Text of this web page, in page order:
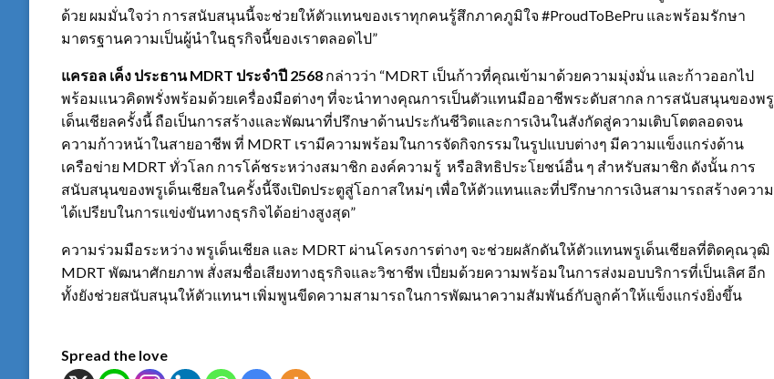
ด้วย ผมมั่นใจว่า การสนับสนุนนี้จะช่วยให้ตัวแทนของเราทุกคนรู้สึกภาคภูมิใจ #ProudToBePru และพร้อมรักษา
มาตรฐานความเป็นผู้นำในธุรกิจนี้ของเราตลอดไป”
แครอล เค็ง ประธานMDRT ประจำปี 2568 กล่าวว่า “MDRT เป็นก้าวที่คุณเข้ามาด้วยความมุ่งมั่น และก้าวออกไป
พร้อมแนวคิดพรั่งพร้อมด้วยเครื่องมือต่างๆ ที่จะนำทางคุณการเป็นตัวแทนมืออาชีพระดับสากล การสนับสนุนของพรู
เด็นเชียลครั้งนี้ ถือเป็นการสร้างและพัฒนาที่ปรึกษาด้านประกันชีวิตและการเงินในสังกัดสู่ความเติบโตตลอดจน
ความก้าวหน้าในสายอาชีพ ที่ MDRT เรามีความพร้อมในการจัดกิจกรรมในรูปแบบต่างๆ มีความแข็งแกร่งด้าน
เครือข่าย MDRT ทั่วโลก การโค้ชระหว่างสมาชิก องค์ความรู้ หรือสิทธิประโยชน์อื่น ๆ สำหรับสมาชิก ดังนั้น การ
สนับสนุนของพรูเด็นเชียลในครั้งนี้จึงเปิดประตูสู่โอกาสใหม่ๆ เพื่อให้ตัวแทนและที่ปรึกษาการเงินสามารถสร้างความ
ได้เปรียบในการแข่งขันทางธุรกิจได้อย่างสูงสุด”
ความร่วมมือระหว่าง พรูเด็นเชียล และ MDRT ผ่านโครงการต่างๆ จะช่วยผลักดันให้ตัวแทนพรูเด็นเชียลที่ติดคุณวุฒิ
MDRT พัฒนาศักยภาพ สั่งสมชื่อเสียงทางธุรกิจและวิชาชีพ เปี่ยมด้วยความพร้อมในการส่งมอบบริการที่เป็นเลิศ อีก
ทั้งยังช่วยสนับสนุนให้ตัวแทนฯ เพิ่มพูนขีดความสามารถในการพัฒนาความสัมพันธ์กับลูกค้าให้แข็งแกร่งยิ่งขึ้น
Spread the love